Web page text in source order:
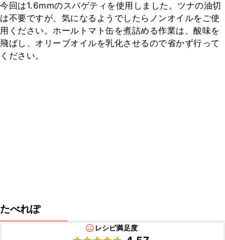
今回は1.6mmのスパゲティを使用しました。ツナの油切
は不要ですが、気になるようでしたらノンオイルをご使
用ください。ホールトマト缶を煮詰める作業は、酸味を
飛ばし、オリーブオイルを乳化させるので省かず行って
ください。
たべれぽ
レシピ満足度